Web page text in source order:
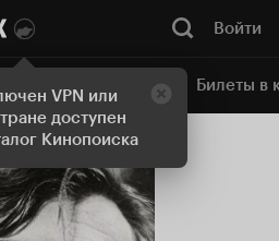
VPN или
доступен
Кинопоиска
Войти
Онлайн-кинотеатр Билеты в